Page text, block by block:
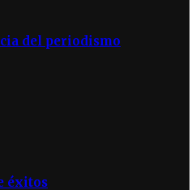
del periodismo
éxitos